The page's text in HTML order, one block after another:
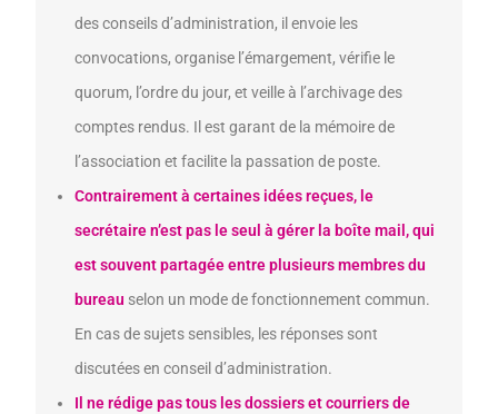
des conseils d’administration, il envoie les
convocations, organise l’émargement, vérifie le
quorum, l’ordre du jour, et veille à l’archivage des
comptes rendus. Il est garant de la mémoire de
l’association et facilite la passation de poste.
Contrairement à certaines idées reçues, le
secrétaire n’est pas le seul à gérer la boîte mail, qui
est souvent partagée entre plusieurs membres du
bureau selon un mode de fonctionnement commun.
En cas de sujets sensibles, les réponses sont
discutées en conseil d’administration.
Il ne rédige pas tous les dossiers et courriers de